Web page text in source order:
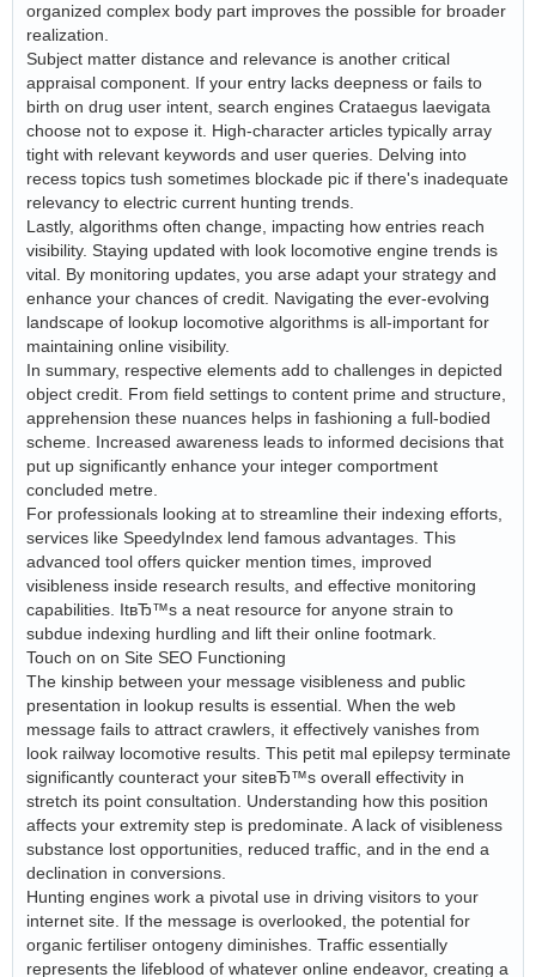
organized complex body part improves the possible for broader
realization.
Subject matter distance and relevance is another critical
appraisal component. If your entry lacks deepness or fails to
birth on drug user intent, search engines Crataegus laevigata
choose not to expose it. High-character articles typically array
tight with relevant keywords and user queries. Delving into
recess topics tush sometimes blockade pic if there's inadequate
relevancy to electric current hunting trends.
Lastly, algorithms often change, impacting how entries reach
visibility. Staying updated with look locomotive engine trends is
vital. By monitoring updates, you arse adapt your strategy and
enhance your chances of credit. Navigating the ever-evolving
landscape of lookup locomotive algorithms is all-important for
maintaining online visibility.
In summary, respective elements add to challenges in depicted
object credit. From field settings to content prime and structure,
apprehension these nuances helps in fashioning a full-bodied
scheme. Increased awareness leads to informed decisions that
put up significantly enhance your integer comportment
concluded metre.
For professionals looking at to streamline their indexing efforts,
services like SpeedyIndex lend famous advantages. This
advanced tool offers quicker mention times, improved
visibleness inside research results, and effective monitoring
capabilities. ItвЂ™s a neat resource for anyone strain to
subdue indexing hurdling and lift their online footmark.
Touch on on Site SEO Functioning
The kinship between your message visibleness and public
presentation in lookup results is essential. When the web
message fails to attract crawlers, it effectively vanishes from
look railway locomotive results. This petit mal epilepsy terminate
significantly counteract your siteвЂ™s overall effectivity in
stretch its point consultation. Understanding how this position
affects your extremity step is predominate. A lack of visibleness
substance lost opportunities, reduced traffic, and in the end a
declination in conversions.
Hunting engines work a pivotal use in driving visitors to your
internet site. If the message is overlooked, the potential for
organic fertiliser ontogeny diminishes. Traffic essentially
represents the lifeblood of whatever online endeavor, creating a